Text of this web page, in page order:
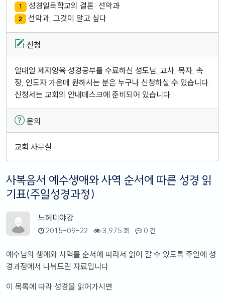
1 성경일독학교의 결론: 선악과
2 선악과, 그것이 알고 싶다
신청
일대일 제자양육 성경공부를 수료하신 성도님, 교사, 목자, 속
장, 인도자 가운데 원하시는 분은 누구나 신청하실 수 있습니다.
신청서는 교회의 안내데스크에 준비되어 있습니다.
문의
교회 사무실
사복음서 예수생애와 사역 순서에 따른 성경 읽
기표(주일성경과정)
느헤미야강
2015-09-22 3,975 회 0 건
예수님의 생애와 사역를 순서에 따라서 읽어 갈 수 있도록 주일에 성
경과정에서 나눠드린 자료입니다.
이 목록에 따라 성경을 읽어가시면